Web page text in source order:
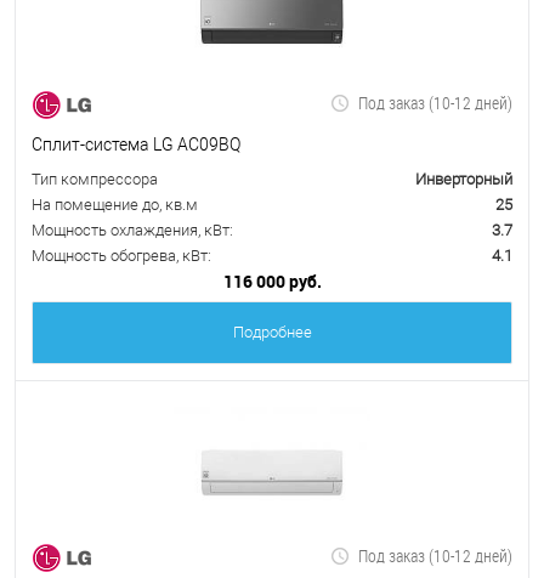
Под заказ (10-12 дней)
Сплит-система LG AC09BQ
Тип компрессора
Инверторный
На помещение до, кв.м
25
Мощность охлаждения, кВт:
3.7
Мощность обогрева, кВт:
4.1
116 000 руб.
Подробнее
Под заказ (10-12 дней)